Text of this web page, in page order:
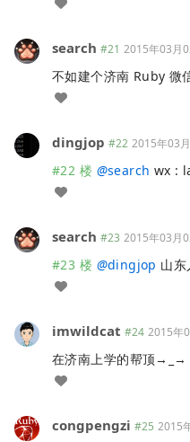
search #21 2015年03月
不如建个济南 Ruby 微
dingjop #22 2015年03
#22 楼 @search wx :
search #23 2015年03月
#23 楼 @dingjop 山
imwildcat #24 2015年
在济南上学的帮顶→_→
congpengzi #25 2015